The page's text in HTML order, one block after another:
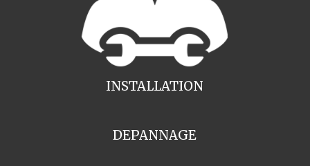
INSTALLATION
DEPANNAGE